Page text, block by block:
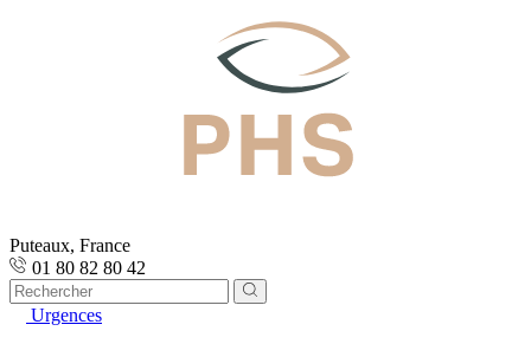
Puteaux, France
01 80 82 80 42
Urgences